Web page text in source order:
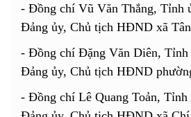
- Đồng chí Vũ Văn Thắng, Tỉnh
Đảng ủy, Chủ tịch HĐND xã
- Đồng chí Đặng Văn Diên,
Đảng ủy, Chủ tịch HĐND
- Đồng chí Lê Quang Toản,